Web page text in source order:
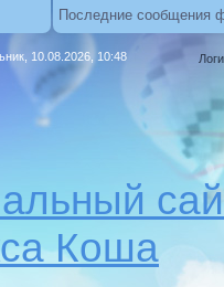
Последние сообщения
10.08.2026, 10:48
Коша